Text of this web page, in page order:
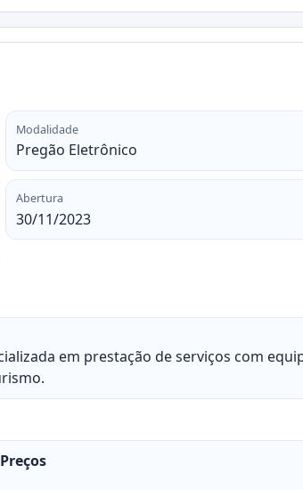
Modalidade
Pregão Eletrônico
Abertura
30/11/2023
em prestação de serviços com